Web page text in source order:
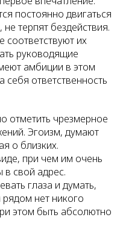
постоянно двигаться
терпят бездействия.
соответствуют их
руководящие
амбиции в этом
себя ответственность
отметить чрезмерное
Эгоизм, думают
о близких.
при чем им очень
свой адрес.
глаза и думать,
нет никого
этом быть абсолютно